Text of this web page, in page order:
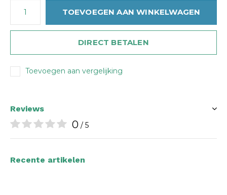
TOEVOEGEN AAN WINKELWAGEN
DIRECT BETALEN
Toevoegen aan vergelijking
Reviews
0 / 5
Recente artikelen